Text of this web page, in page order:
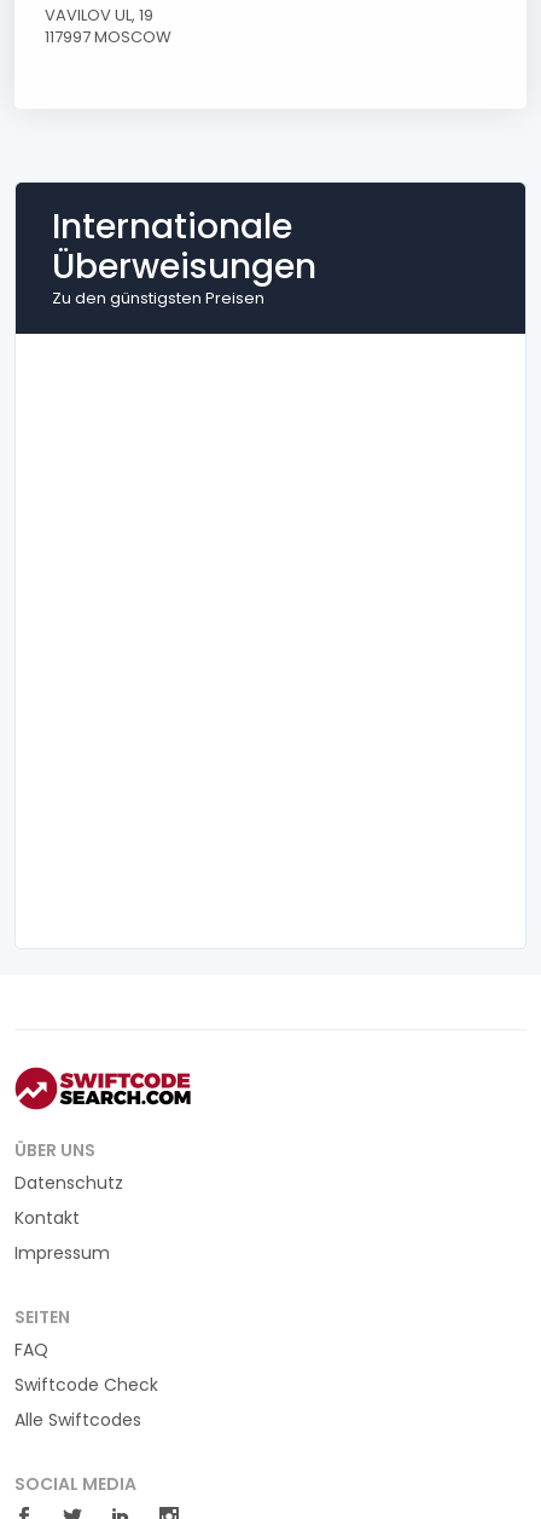
VAVILOV UL, 19
117997 MOSCOW
Internationale
Überweisungen
Zu den günstigsten Preisen
ÜBER UNS
Datenschutz
Kontakt
Impressum
SEITEN
FAQ
Swiftcode Check
Alle Swiftcodes
SOCIAL MEDIA